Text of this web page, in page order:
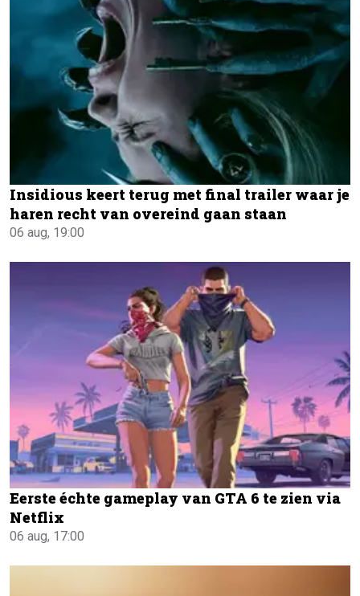
Insidious keert terug met final trailer waar je
haren recht van overeind gaan staan
06 aug, 19:00
Eerste échte gameplay van GTA 6 te zien via
Netflix
06 aug, 17:00